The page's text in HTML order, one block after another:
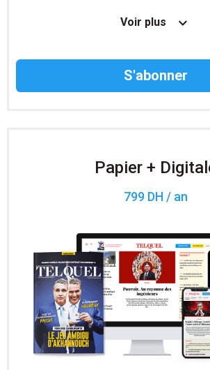
Le magazine TelQuel en
Des informations confidentielles
Voir plus
Papier +
799 DH / an